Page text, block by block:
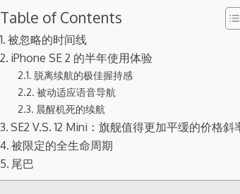
Table of Contents
被忽略的时间线
iPhone SE 2 的半年使用体验
脱离续航的极佳握持感
被动适应语音导航
晨醒机死的续航
SE2 V.S. 12 Mini：旗舰值得更加平缓的价格斜
被限定的全生命周期
尾巴